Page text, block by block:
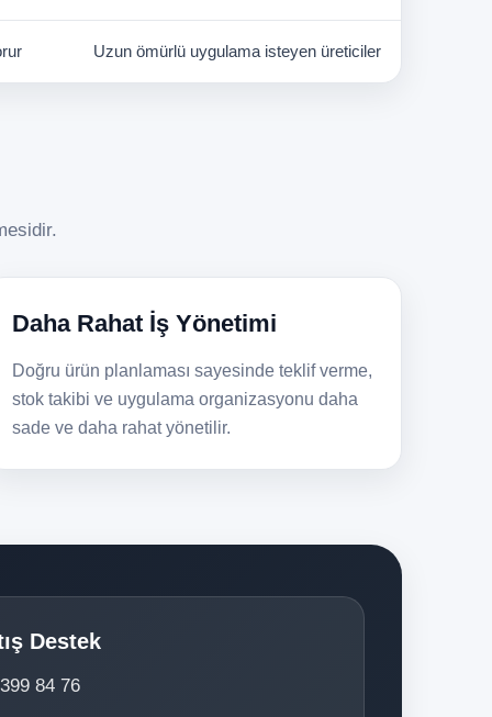
Uzun ömürlü uygulama isteyen üreticiler
Daha Rahat İş Yönetimi
Doğru ürün planlaması sayesinde teklif verme,
stok takibi ve uygulama organizasyonu daha
sade ve daha rahat yönetilir.
Destek
84 76